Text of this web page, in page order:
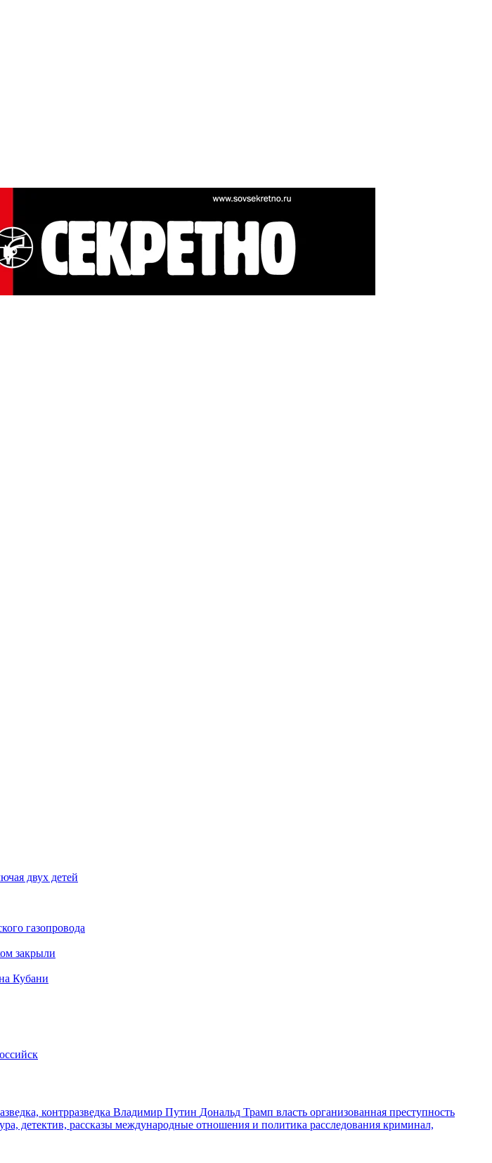
двух детей
газопровода
закрыли
Кубани
контрразведка Владимир Путин Дональд Трамп власть организованная преступность
детектив, рассказы международные отношения и политика расследования криминал,